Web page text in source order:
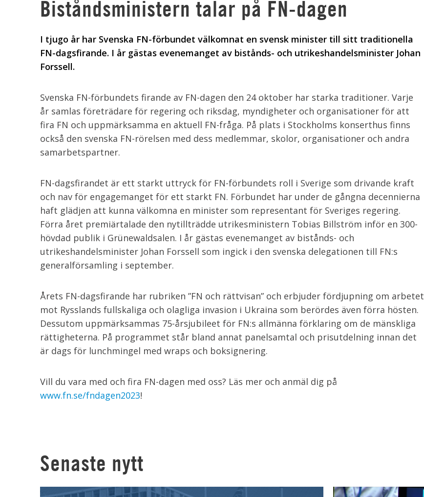
Biståndsministern talar på FN-dagen
I tjugo år har Svenska FN-förbundet välkomnat en svensk minister till sitt traditionella
FN-dagsfirande. I år gästas evenemanget av bistånds- och utrikeshandelsminister Johan
Forssell.
Svenska FN-förbundets firande av FN-dagen den 24 oktober har starka traditioner. Varje
år samlas företrädare för regering och riksdag, myndigheter och organisationer för att
fira FN och uppmärksamma en aktuell FN-fråga. På plats i Stockholms konserthus finns
också den svenska FN-rörelsen med dess medlemmar, skolor, organisationer och andra
samarbetspartner.
FN-dagsfirandet är ett starkt uttryck för FN-förbundets roll i Sverige som drivande kraft
och nav för engagemanget för ett starkt FN. Förbundet har under de gångna decennierna
haft glädjen att kunna välkomna en minister som representant för Sveriges regering.
Förra året premiärtalade den nytillträdde utrikesministern Tobias Billström inför en 300-
hövdad publik i Grünewaldsalen. I år gästas evenemanget av bistånds- och
utrikeshandelsminister Johan Forssell som ingick i den svenska delegationen till FN:s
generalförsamling i september.
Årets FN-dagsfirande har rubriken ”FN och rättvisan” och erbjuder fördjupning om arbetet
mot Rysslands fullskaliga och olagliga invasion i Ukraina som berördes även förra hösten.
Dessutom uppmärksammas 75-årsjubileet för FN:s allmänna förklaring om de mänskliga
rättigheterna. På programmet står bland annat panelsamtal och prisutdelning innan det
är dags för lunchmingel med wraps och boksignering.
Vill du vara med och fira FN-dagen med oss? Läs mer och anmäl dig på
www.fn.se/fndagen2023!
Senaste nytt